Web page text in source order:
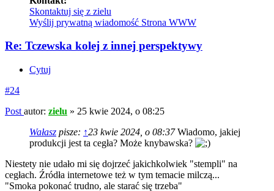
Skontaktuj się z zielu
Wyślij prywatną wiadomość Strona WWW
Re: Tczewska kolej z innej perspektywy
Cytuj
#24
Post autor: zielu » 25 kwie 2024, o 08:25
Wałasz pisze: ↑23 kwie 2024, o 08:37Wiadomo, jakiej
produkcji jest ta cegła? Może knybawska?
Niestety nie udało mi się dojrzeć jakichkolwiek "stempli" na
cegłach. Źródła internetowe też w tym temacie milczą...
"Smoka pokonać trudno, ale starać się trzeba"